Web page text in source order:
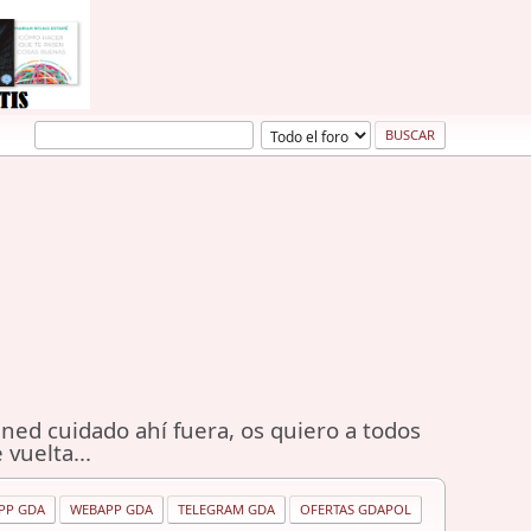
cuidado ahí fuera, os quiero a todos
vuelta...
GDA WEBAPP GDA TELEGRAM GDA OFERTAS GDAPOL